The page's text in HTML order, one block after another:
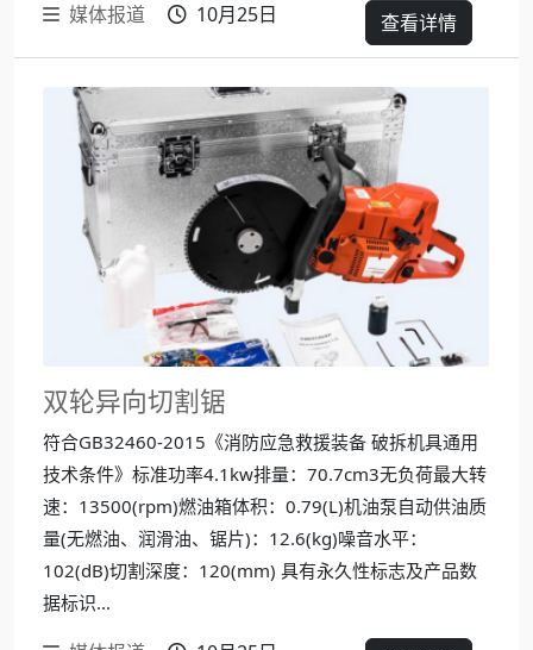
媒体报道 10月25日 查看详情
双轮异向切割锯
符合GB32460-2015《消防应急救援装备 破拆机具通用
技术条件》标准功率4.1kw排量：70.7cm3无负荷最大转
速：13500(rpm)燃油箱体积：0.79(L)机油泵自动供油质
量(无燃油、润滑油、锯片)：12.6(kg)噪音水平：
102(dB)切割深度：120(mm) 具有永久性标志及产品数
据标识...